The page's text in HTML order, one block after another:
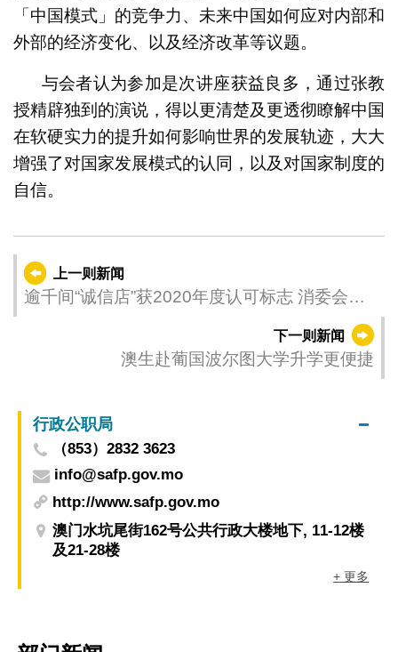
「中国模式」的竞争力、未来中国如何应对内部和
外部的经济变化、以及经济改革等议题。
与会者认为参加是次讲座获益良多，通过张教
授精辟独到的演说，得以更清楚及更透彻瞭解中国
在软硬实力的提升如何影响世界的发展轨迹，大大
增强了对国家发展模式的认同，以及对国家制度的
自信。
上一则新闻
逾千间“诚信店”获2020年度认可标志 消委会旅
下一则新闻
澳生赴葡国波尔图大学升学更便捷
行政公职局
（853）2832 3623
info@safp.gov.mo
http://www.safp.gov.mo
澳门水坑尾街162号公共行政大楼地下, 11-12楼
及21-28楼
+ 更多